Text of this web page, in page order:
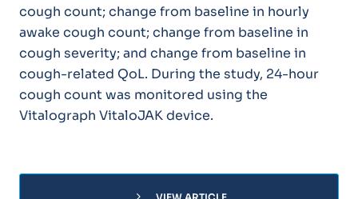
cough count; change from baseline in hourly
awake cough count; change from baseline in
cough severity; and change from baseline in
cough-related QoL. During the study, 24-hour
cough count was monitored using the
Vitalograph VitaloJAK device.